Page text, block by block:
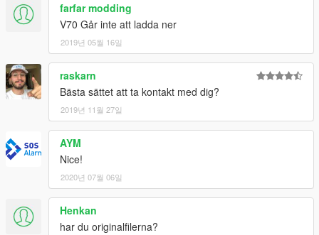
farfar modding
V70 Går inte att ladda ner
2019년 05월 16일
raskarn
Bästa sättet att ta kontakt med dig?
2019년 11월 27일
AYM
Nice!
2020년 07월 06일
Henkan
har du originalfilerna?